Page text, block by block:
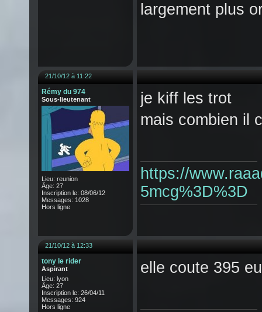
largement plus
21/10/12 à 11:22
Rémy du 974
Sous-lieutenant
Lieu: reunion
Âge: 27
Inscription le: 08/06/12
Messages: 1028
Hors ligne
je kiff les trot
mais combien il
https://
5mcg%3D%3D
21/10/12 à 12:33
tony le rider
Aspirant
Lieu: lyon
Âge: 27
Inscription le: 26/04/11
Messages: 924
Hors ligne
elle coute 395